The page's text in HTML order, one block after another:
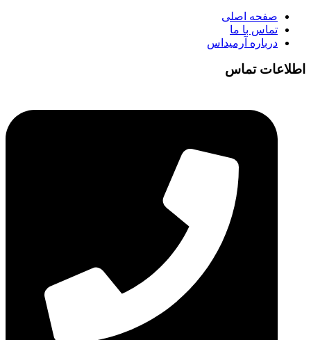
صفحه اصلی
تماس با ما
درباره آرمیداس
اطلاعات تماس